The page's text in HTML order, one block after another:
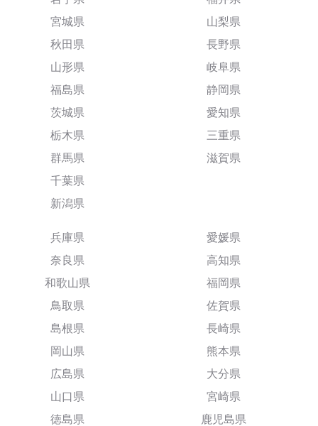
宮城県
秋田県
山形県
福島県
茨城県
栃木県
群馬県
千葉県
新潟県
山梨県
長野県
岐阜県
静岡県
愛知県
三重県
滋賀県
兵庫県
奈良県
和歌山県
鳥取県
島根県
岡山県
広島県
山口県
徳島県
愛媛県
高知県
福岡県
佐賀県
長崎県
熊本県
大分県
宮崎県
鹿児島県